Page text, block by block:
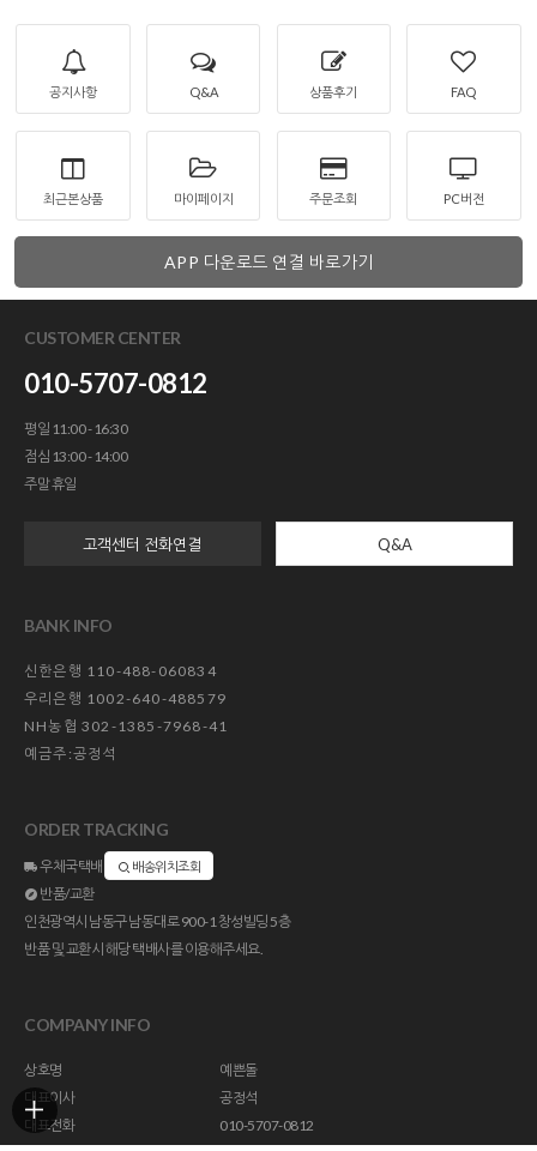
공지사항 Q&A 상품후기 FAQ
최근본상품 마이페이지 주문조회 PC버전
APP 다운로드 연결 바로가기
CUSTOMER CENTER
010-5707-0812
평일 11:00 - 16:30
점심 13:00 - 14:00
주말 휴일
고객센터 전화연결 Q&A
BANK INFO
신한은행 110-488-060834
우리은행 1002-640-488579
NH농협 302-1385-7968-41
예금주:공정석
ORDER TRACKING
우체국택배 배송위치조회
반품/교환
인천광역시 남동구 남동대로 900-1 창성빌딩 5층
반품 및 교환시 해당 택배사를 이용해주세요.
COMPANY INFO
상호명
예쁜돌
대표이사
공정석
대표전화
010-5707-0812